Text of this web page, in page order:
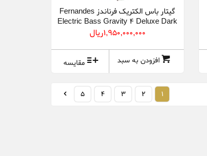
گیتار باس الکتریک فرناندز Fernandes
Electric Bass Gravity 4 Deluxe Dark
Army Green
1,950,000,000ريال
افزودن به سبد مقایسه
1
2
3
4
5